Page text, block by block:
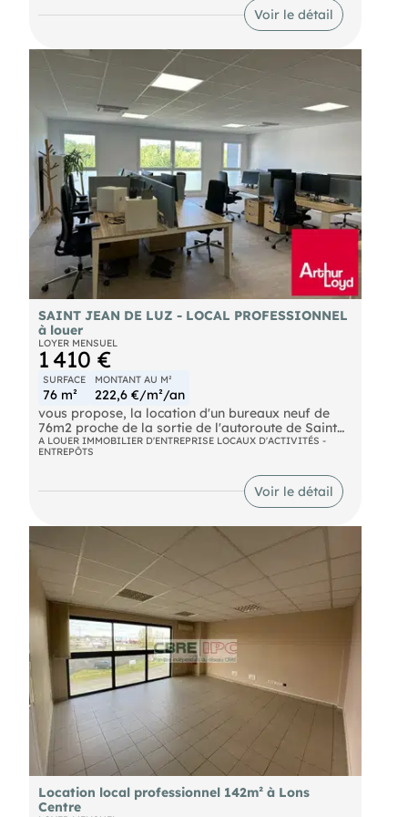
Voir le détail
SAINT JEAN DE LUZ - LOCAL PROFESSIONNEL
à louer
LOYER MENSUEL
1 410 €
SURFACE
76 m²
MONTANT AU M²
222,6 €/m²/an
vous propose, la location d'un bureaux neuf de
76m2 proche de la sortie de l'autoroute de Saint
Jean de Luz Nord, dans une nouvelle zone, en
périphérie de la ville. Situé au 2ème étage avec
ascenseur et accès PM. Open-space. les parkings
sont faciles et au pied de l'immeuble. sanitaire
privatif. Possibilité de les louer meublés. Terrasse
LOYER MENSUEL : 1.410 € HT
Provisions mensuelles pour charges : 80 € HT
Honoraires : 15 % HT du loyer annuel HT
FD 1065
A LOUER IMMOBILIER D'ENTREPRISE LOCAUX D'ACTIVITÉS -
ENTREPÔTS
Voir le détail
Location local professionnel 142m² à Lons
Centre